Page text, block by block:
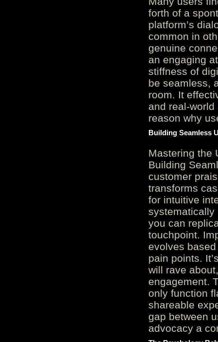
forth of a
platform’s
common in
genuine
an engaging
stiffness of
be seamless,
room. It
and real-
reason why
Building Seamless
Mastering the
Building
customer
transforms
for intuitive
systematically
you can
touchpoint.
evolves
pain points.
will rave
engagement.
only function
shareable
gap between
advocacy a